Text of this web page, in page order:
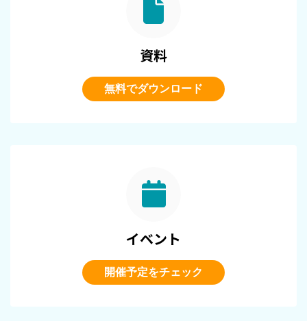
資料
無料でダウンロード
イベント
開催予定をチェック